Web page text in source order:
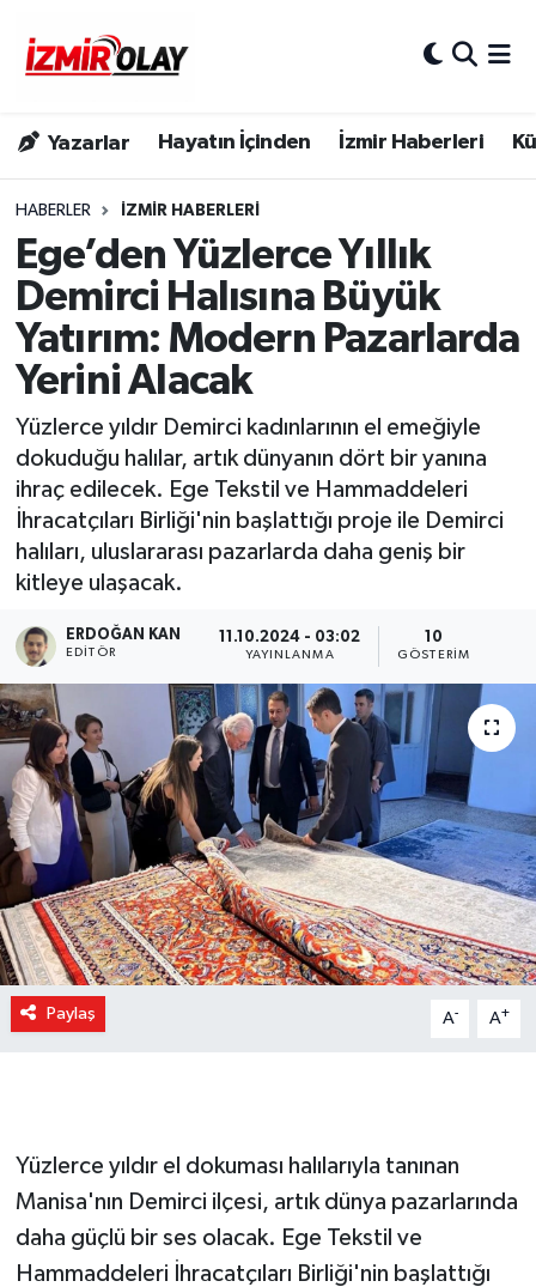
Yazarlar Hayatın İçinden İzmir Haberleri
HABERLER İZMIR HABERLERI
Ege’den Yüzlerce Yıllık
Demirci Halısına Büyük
Yatırım: Modern Pazarlarda
Yerini Alacak
Yüzlerce yıldır Demirci kadınlarının el emeğiyle
dokuduğu halılar, artık dünyanın dört bir yanına
ihraç edilecek. Ege Tekstil ve Hammaddeleri
İhracatçıları Birliği'nin başlattığı proje ile Demirci
halıları, uluslararası pazarlarda daha geniş bir
kitleye ulaşacak.
ERDOĞAN KAN
EDITÖR
11.10.2024 - 03:02
YAYINLANMA
10
GÖSTERIM
Paylaş A- A+
Yüzlerce yıldır el dokuması halılarıyla tanınan
Manisa'nın Demirci ilçesi, artık dünya pazarlarında
daha güçlü bir ses olacak. Ege Tekstil ve
Hammaddeleri İhracatçıları Birliği'nin başlattığı
Konak Trafik Yoğunluk Haritası
Süper Lig Puan Durumu ve Fikstür
Tüm Manşetler
Son Dakika Haberleri
Haber Arşivi